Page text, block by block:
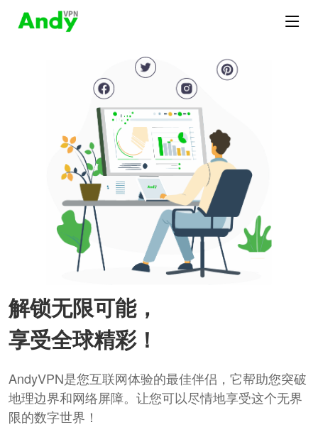
解锁无限可能，
享受全球精彩！
AndyVPN是您互联网体验的最佳伴侣，它帮助您突破
地理边界和网络屏障。让您可以尽情地享受这个无界
限的数字世界！